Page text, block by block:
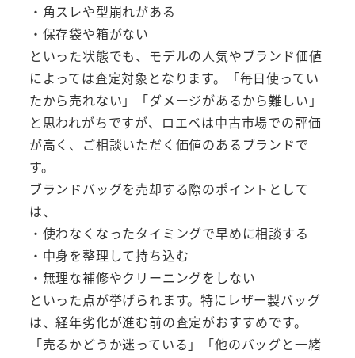
・角スレや型崩れがある
・保存袋や箱がない
といった状態でも、モデルの人気やブランド価値
によっては査定対象となります。「毎日使ってい
たから売れない」「ダメージがあるから難しい」
と思われがちですが、ロエベは中古市場での評価
が高く、ご相談いただく価値のあるブランドで
す。
ブランドバッグを売却する際のポイントとして
は、
・使わなくなったタイミングで早めに相談する
・中身を整理して持ち込む
・無理な補修やクリーニングをしない
といった点が挙げられます。特にレザー製バッグ
は、経年劣化が進む前の査定がおすすめです。
「売るかどうか迷っている」「他のバッグと一緒